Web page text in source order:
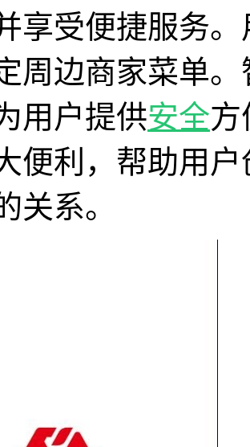
享受便捷服务
周边商家菜单
用户提供安全方
便利，帮助用
关系。